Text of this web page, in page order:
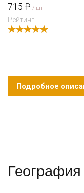
715 ₽ / шт
Рейтинг
Подробное